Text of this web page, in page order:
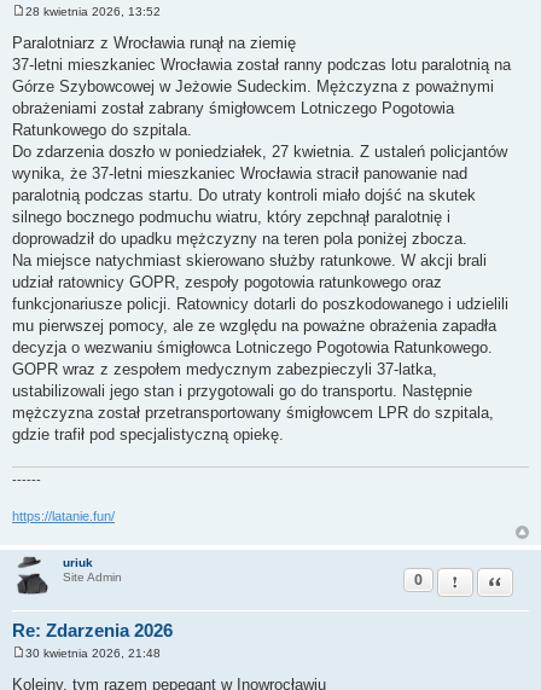
s
t
28 kwietnia 2026, 13:52
Paralotniarz z Wrocławia runął na ziemię
37‑letni mieszkaniec Wrocławia został ranny podczas lotu paralotnią na
Górze Szybowcowej w Jeżowie Sudeckim. Mężczyzna z poważnymi
obrażeniami został zabrany śmigłowcem Lotniczego Pogotowia
Ratunkowego do szpitala.
Do zdarzenia doszło w poniedziałek, 27 kwietnia. Z ustaleń policjantów
wynika, że 37‑letni mieszkaniec Wrocławia stracił panowanie nad
paralotnią podczas startu. Do utraty kontroli miało dojść na skutek
silnego bocznego podmuchu wiatru, który zepchnął paralotnię i
doprowadził do upadku mężczyzny na teren pola poniżej zbocza.
Na miejsce natychmiast skierowano służby ratunkowe. W akcji brali
udział ratownicy GOPR, zespoły pogotowia ratunkowego oraz
funkcjonariusze policji. Ratownicy dotarli do poszkodowanego i udzielili
mu pierwszej pomocy, ale ze względu na poważne obrażenia zapadła
decyzja o wezwaniu śmigłowca Lotniczego Pogotowia Ratunkowego.
GOPR wraz z zespołem medycznym zabezpieczyli 37‑latka,
ustabilizowali jego stan i przygotowali go do transportu. Następnie
mężczyzna został przetransportowany śmigłowcem LPR do szpitala,
gdzie trafił pod specjalistyczną opiekę.
------
https://latanie.fun/
uriuk
Site Admin
Re: Zdarzenia 2026
0 Zgłoś ten post
Cytuj
o
30 kwietnia 2026, 21:48
Kolejny, tym razem pepegant w Inowrocławiu